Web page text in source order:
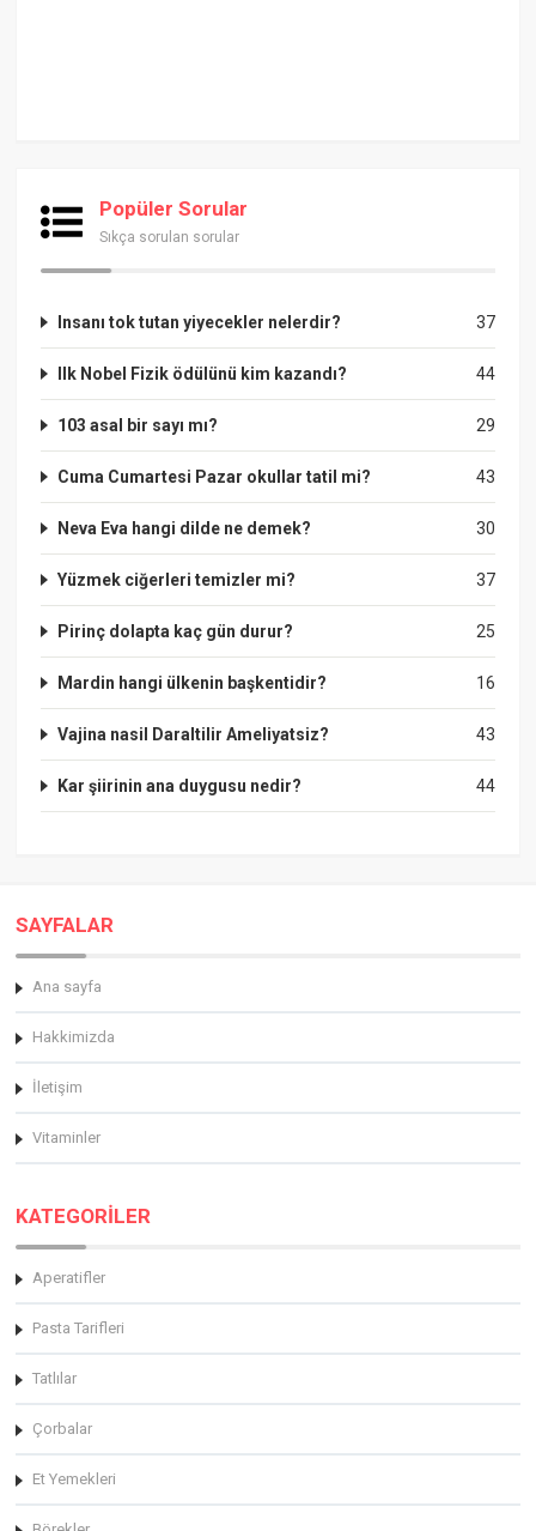
Popüler Sorular
Sıkça sorulan sorular
37
Insanı tok tutan yiyecekler nelerdir?
44
Ilk Nobel Fizik ödülünü kim kazandı?
29
103 asal bir sayı mı?
43
Cuma Cumartesi Pazar okullar tatil mi?
30
Neva Eva hangi dilde ne demek?
37
Yüzmek ciğerleri temizler mi?
25
Pirinç dolapta kaç gün durur?
16
Mardin hangi ülkenin başkentidir?
43
Vajina nasil Daraltilir Ameliyatsiz?
44
Kar şiirinin ana duygusu nedir?
SAYFALAR
Ana sayfa
Hakkimizda
İletişim
Vitaminler
KATEGORİLER
Aperatifler
Pasta Tarifleri
Tatlılar
Çorbalar
Et Yemekleri